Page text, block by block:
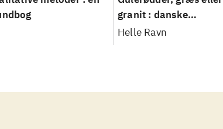
granit : danske
parcelhushaver 1950-
Helle Ravn